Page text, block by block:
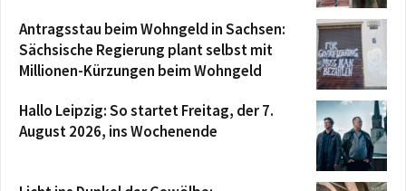
Antragsstau beim Wohngeld in Sachsen:
Sächsische Regierung plant selbst mit
Millionen-Kürzungen beim Wohngeld
Hallo Leipzig: So startet Freitag, der 7.
August 2026, ins Wochenende